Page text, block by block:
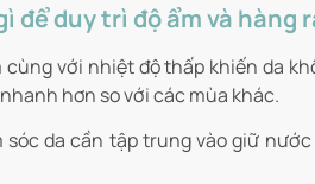
để duy trì độ ẩm và hàng
cùng với nhiệt độ thấp khiến da
hơn so với các mùa khác.
da cần tập trung vào giữ